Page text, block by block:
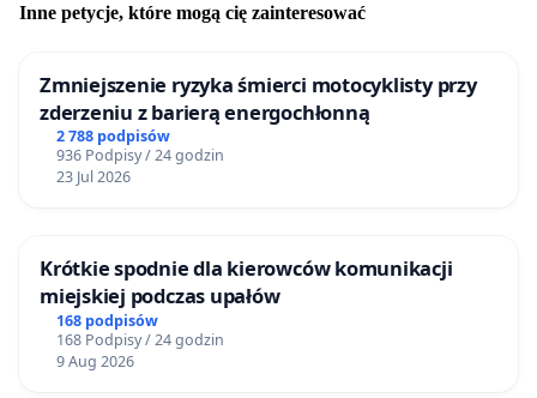
Inne petycje, które mogą cię zainteresować
Zmniejszenie ryzyka śmierci motocyklisty przy
zderzeniu z barierą energochłonną
2 788 podpisów
936 Podpisy / 24 godzin
23 Jul 2026
Krótkie spodnie dla kierowców komunikacji
miejskiej podczas upałów
168 podpisów
168 Podpisy / 24 godzin
9 Aug 2026